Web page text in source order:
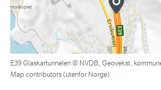
E39 Glaskartunnelen © NVDB, Geovekst,
Map contributors (utenfor Norge)